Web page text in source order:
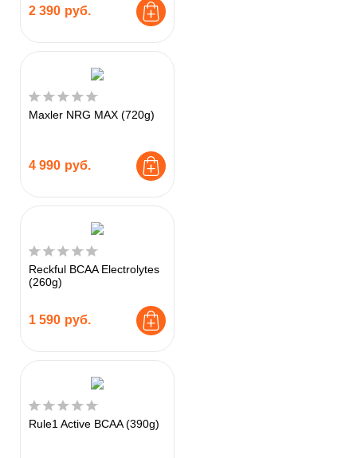
2 390 руб.
Maxler NRG MAX (720g)
4 990 руб.
Reckful BCAA Electrolytes
(260g)
1 590 руб.
Rule1 Active BCAA (390g)